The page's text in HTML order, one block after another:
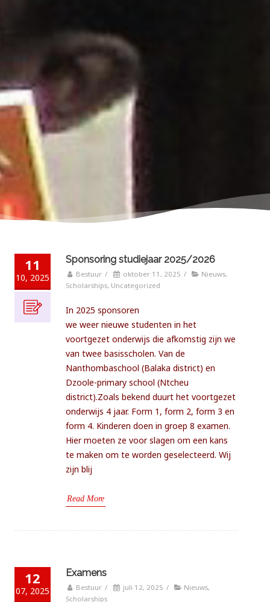
11
10, 2025
Sponsoring studiejaar 2025/2026
Bestuur / oktober 11, 2025 / Nieuws,
Scholarships, Uncategorized
In 2025 sponsoren
we weer nieuwe studenten in het
voortgezet onderwijs die afkomstig zijn we
van twee basisscholen. Van de
Nanthombaschool (Balaka district) en
Dzoole-primary school (Ntcheu
district).Zoals bekend duurt het voortgezet
onderwijs 4 jaar. Form 1, form 2, form 3 en
form 4. Kinderen doen in groep 8 examen.
Hier moeten ze voor slagen om een kans
te maken om te worden geselecteerd. Wij
zijn blij
Read More
12
07, 2025
Examens
Bestuur / juli 12, 2025 / Nieuws,
Scholarships